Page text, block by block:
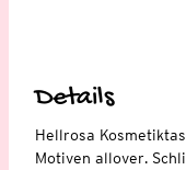
Details
Hellrosa
Motiven allover.